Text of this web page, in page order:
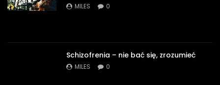
MILES 0
Schizofrenia – nie bać się, zrozumieć
MILES 0